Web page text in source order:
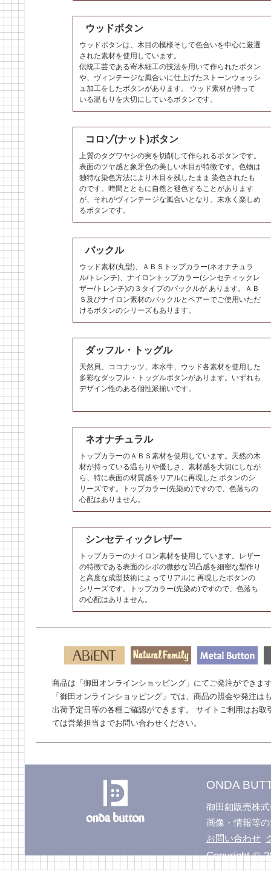
ウッドボタン
ウッドボタンは、木目の模様そして色合いを中心に厳選
された素材を使用しています。
伝統工芸である寄木細工の技法を用いて作られたボタン
や、ヴィンテージな風合いに仕上げたストーンウォッシ
ュ加工をしたボタンがあります。 ウッド素材が持って
いる温もりを大切にしているボタンです。
コロゾ(ナット)ボタン
上質のタグワヤシの実を切削して作られるボタンです。
表面のツヤ感と象牙色の美しい木目が特徴です。色物は
独特な染色方法により木目を残したまま 染色されたも
のです。時間とともに自然と褪色することがあります
が、それがヴィンテージな風合いとなり、末永く楽しめ
るボタンです。
バックル
ウッド素材(丸型)、ＡＢＳトップカラー(ネオナチュラ
ル/トレンチ)、ナイロントップカラー(シンセティックレ
ザー/トレンチ)の３タイプのバックルが あります。ＡＢ
Ｓ及びナイロン素材のバックルとペアーでご使用いただ
けるボタンのシリーズもあります。
ダッフル・トッグル
天然貝、ココナッツ、本水牛、ウッド各素材を使用した
多彩なダッフル・トッグルボタンがあります。いずれも
デザイン性のある個性派揃いです。
ネオナチュラル
トップカラーのＡＢＳ素材を使用しています。天然の木
材が持っている温もりや優しさ、素材感を大切にしなが
ら、特に表面の材質感をリアルに再現した ボタンのシ
リーズです。トップカラー(先染め)ですので、色落ちの
心配はありません。
シンセティックレザー
トップカラーのナイロン素材を使用しています。レザー
の特徴である表面のシボの微妙な凹凸感を細密な型作り
と高度な成型技術によってリアルに 再現したボタンの
シリーズです。トップカラー(先染め)ですので、色落ち
の心配はありません。
商品は「御田オンラインショッピング」にてご発注ができま
「御田オンラインショッピング」では、商品の照会や発注
出荷予定日等の各種ご確認ができます。 サイトご利用はお
ては営業担当までお問い合わせください。
ONDA
御田釦販売株
画像・情報等
お問い合わせ
Copyright ©